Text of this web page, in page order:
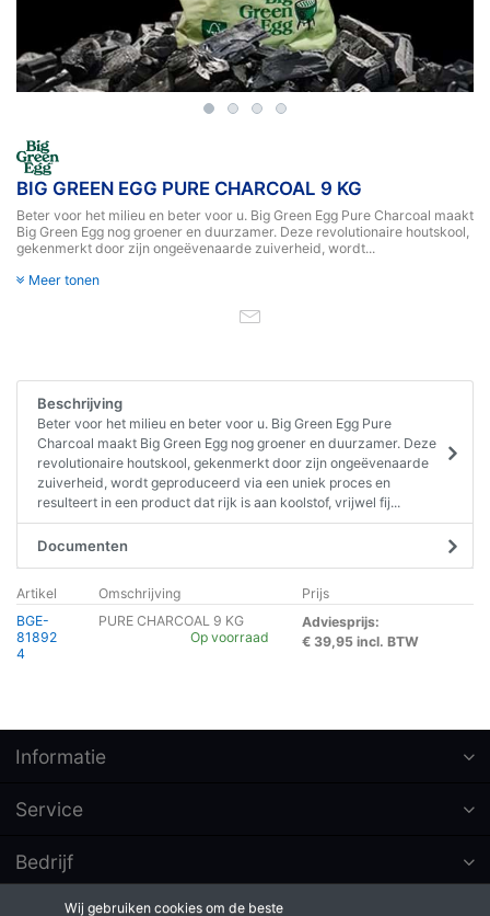
BIG GREEN EGG PURE CHARCOAL 9 KG
Beter voor het milieu en beter voor u. Big Green Egg Pure Charcoal maakt
Big Green Egg nog groener en duurzamer. Deze revolutionaire houtskool,
gekenmerkt door zijn ongeëvenaarde zuiverheid, wordt...
Meer tonen
Beschrijving
Beter voor het milieu en beter voor u. Big Green Egg Pure
Charcoal maakt Big Green Egg nog groener en duurzamer. Deze
revolutionaire houtskool, gekenmerkt door zijn ongeëvenaarde
zuiverheid, wordt geproduceerd via een uniek proces en
resulteert in een product dat rijk is aan koolstof, vrijwel fij...
Documenten
Artikel Omschrijving
Prijs
BGE-
81892
4
PURE CHARCOAL 9 KG
Op voorraad
Adviesprijs:
€ 39,95 incl. BTW
Informatie
Service
Bedrijf
Wij gebruiken cookies om de beste